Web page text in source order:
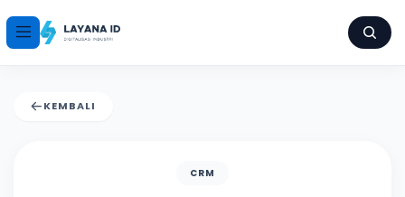
KEMBALI
CRM